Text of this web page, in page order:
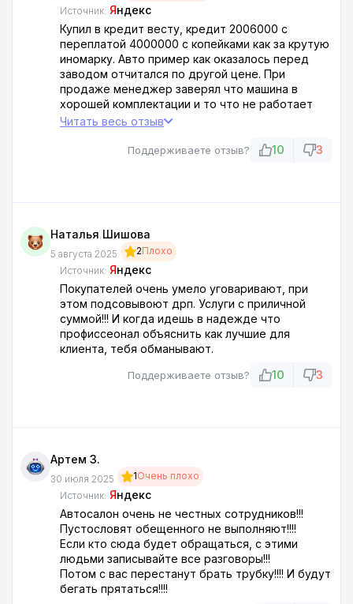
Источник: Яндекс
Купил в кредит весту, кредит 2006000 с
переплатой 4000000 с копейками как за крутую
иномарку. Авто пример как оказалось перед
заводом отчитался по другой цене. При
продаже менеджер заверял что машина в
хорошей комплектации и то что не работает
левая сторона мульти руля это временные
оказалось что это совсем не так и кнопки на
в контролирующие органы, что бы навели
порядок.
Читать весь отзыв
Поддерживаете отзыв? 10 3
Наталья Шишова
5 августа 2025 2Плохо
Источник: Яндекс
Покупателей очень умело уговаривают, при
этом подсовывоют дрп. Услуги с приличной
суммой!!! И когда идешь в надежде что
профиссеонал объяснить как лучшие для
клиента, тебя обманывают.
Поддерживаете отзыв? 10 3
Артем З.
30 июля 2025 1Очень плохо
Источник: Яндекс
Автосалон очень не честных сотрудников!!!
Пустословят обещенного не выполняют!!!!
Если кто сюда будет обращаться, с этими
людьми записывайте все разговоры!!!
Потом с вас перестанут брать трубку!!!! И будут
бегать прятаться!!!!